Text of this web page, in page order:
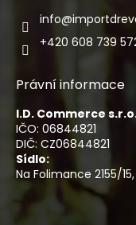
info@
+420 608 739
Právní informace
I.D. Commerce
IČO: 06844821
DIČ: CZ06844821
Sídlo:
Na Folimance 2155/